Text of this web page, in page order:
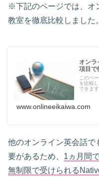
※下記のページでは、オ
教室を徹底比較しました。
オンラ
項目で
このペ
を比較
できま
www.onlineeikaiwa.com
他のオンライン英会話で
要があるため、 1ヵ月間
無制限で受けられる